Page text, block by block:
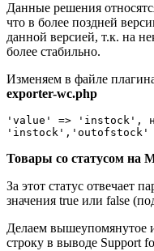
Данные решения
что в более поздней
данной версией, т.к. на
более стабильно.
Изменяем в файле
exporter-wc.php
'value' => 'instock',
Товары со статусом на
За этот статус отвечает
значения true или false
Делаем вышеупомянутое
строку в выводе Support